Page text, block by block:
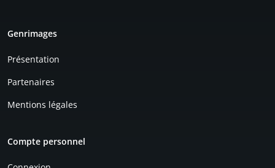
Genrimages
Présentation
Partenaires
Mentions légales
Compte personnel